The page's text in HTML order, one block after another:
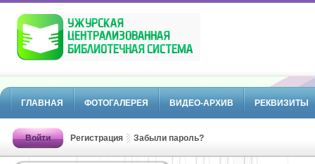
ГЛАВНАЯ ФОТОГАЛЕРЕЯ ВИДЕО-АРХИВ РЕКВИЗИТЫ
Войти Регистрация Забыли пароль?